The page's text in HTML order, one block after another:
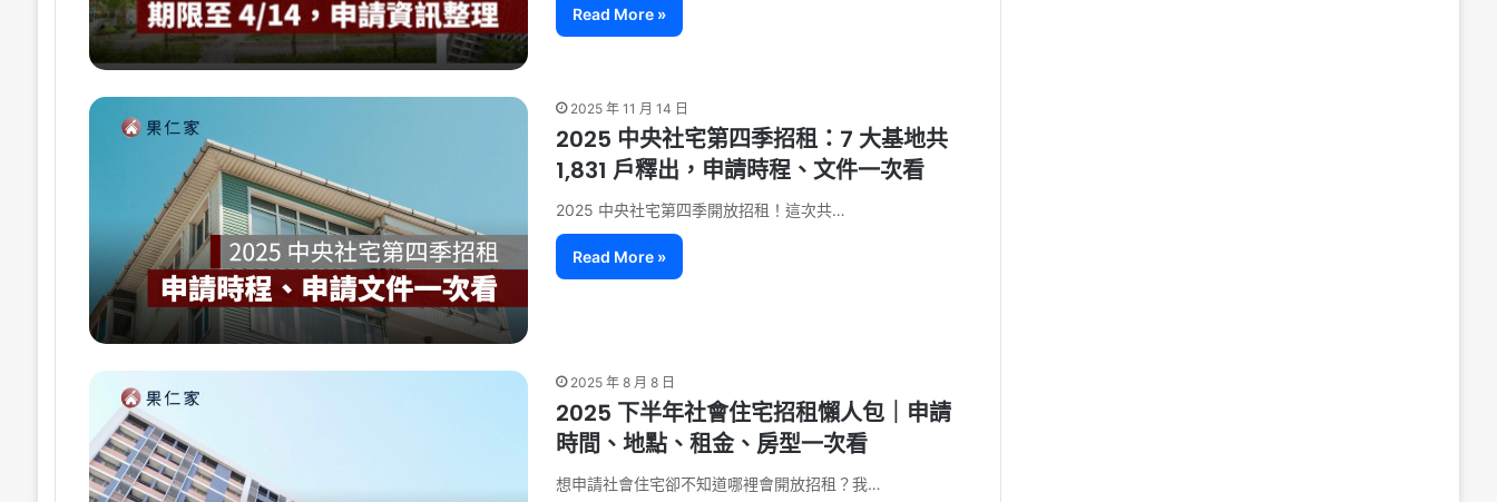
Read More »
2025 年 11 月 14 日
2025 中央社宅第四季招租：7 大基地共
1,831 戶釋出，申請時程、文件一次看
2025 中央社宅第四季開放招租！這次共…
Read More »
2025 年 8 月 8 日
2025 下半年社會住宅招租懶人包｜申請
時間、地點、租金、房型一次看
想申請社會住宅卻不知道哪裡會開放招租？我…